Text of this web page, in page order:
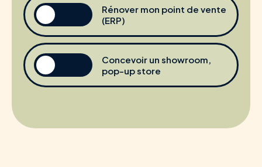
Rénover mon point de vente
(ERP)
Concevoir un showroom,
pop-up store